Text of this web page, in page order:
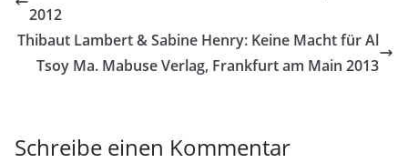
2012
Thibaut Lambert & Sabine Henry: Keine Macht für Al
Tsoy Ma. Mabuse Verlag, Frankfurt am Main 2013
Schreibe einen Kommentar